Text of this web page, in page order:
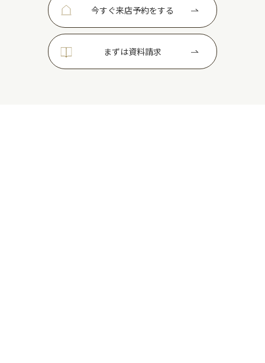
今すぐ来店予約をする
まずは資料請求